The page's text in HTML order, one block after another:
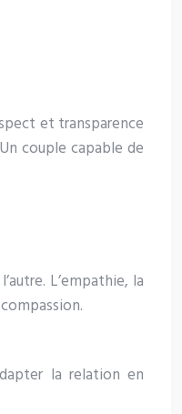
et transparence
couple capable de
L’empathie, la
la relation en